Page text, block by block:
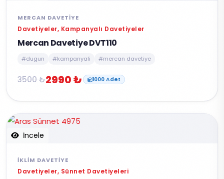
MERCAN DAVETIYE
Davetiyeler, Kampanyalı Davetiyeler
Mercan Davetiye DVT110
#dugun #kampanyali #mercan davetiye
3500 ₺2990 ₺ 1000 Adet
İncele
İKLIM DAVETIYE
Davetiyeler, Sünnet Davetiyeleri